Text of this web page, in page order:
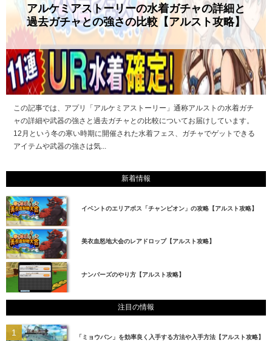
アルケミアストーリーの水着ガチャの詳細と
過去ガチャとの強さの比較【アルスト攻略】
この記事では、アプリ「アルケミアストーリー」通称アルストの水着ガチ
ャの詳細や武器の強さと過去ガチャとの比較についてお届けしています。
12月という冬の寒い時期に開催された水着フェス、ガチャでゲットできる
アイテムや武器の強さは気...
新着情報
イベントのエリアボス「チャンピオン」の攻略【アルスト攻略】
美衣血怒地大会のレアドロップ【アルスト攻略】
ナンバーズのやり方【アルスト攻略】
注目の情報
「ミョウバン」を効率良く入手する方法や入手方法【アルスト攻略】